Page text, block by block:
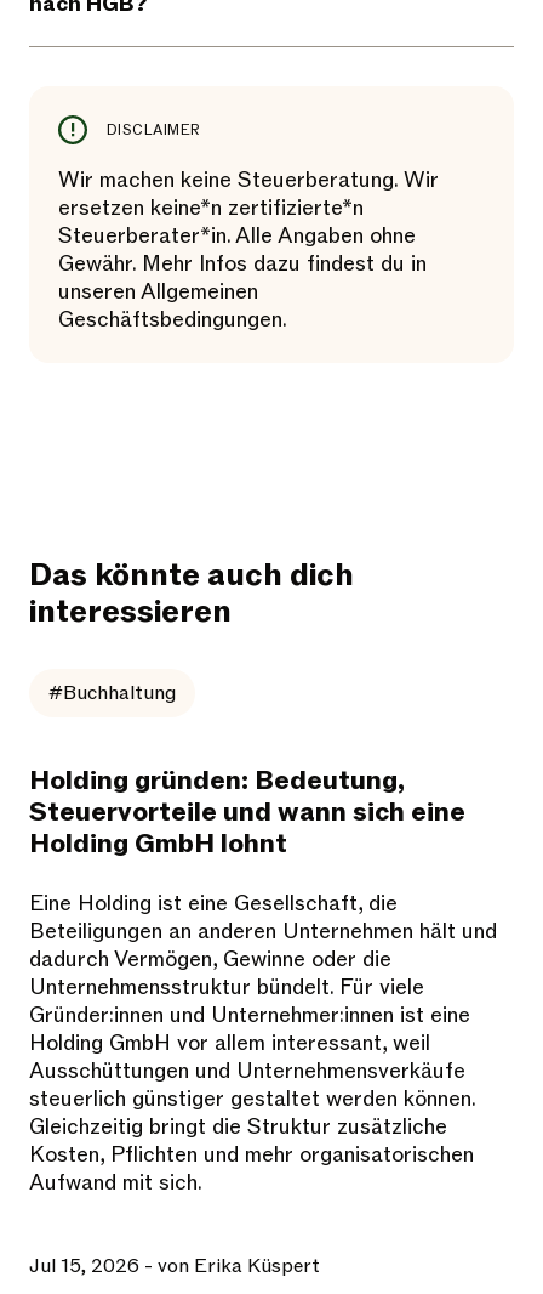
DISCLAIMER
Wir machen keine Steuerberatung. Wir
ersetzen keine*n zertifizierte*n
Steuerberater*in. Alle Angaben ohne
Gewähr. Mehr Infos dazu findest du in
unseren Allgemeinen
Geschäftsbedingungen.
Das könnte auch dich
interessieren
#Buchhaltung
Holding gründen: Bedeutung,
Steuervorteile und wann sich eine
Holding GmbH lohnt
Eine Holding ist eine Gesellschaft, die
Beteiligungen an anderen Unternehmen hält und
dadurch Vermögen, Gewinne oder die
Unternehmensstruktur bündelt. Für viele
Gründer:innen und Unternehmer:innen ist eine
Holding GmbH vor allem interessant, weil
Ausschüttungen und Unternehmensverkäufe
steuerlich günstiger gestaltet werden können.
Gleichzeitig bringt die Struktur zusätzliche
Kosten, Pflichten und mehr organisatorischen
Aufwand mit sich.
Jul 15, 2026 - von Erika Küspert